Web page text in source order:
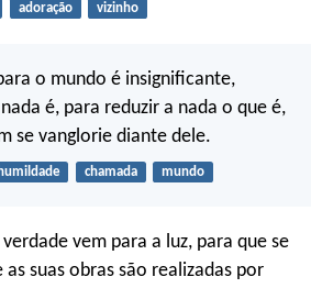
adoração vizinho
o mundo é insignificante,
é, para reduzir a nada o que é,
se vanglorie diante dele.
humildade chamada mundo
vem para a luz, para que se
suas obras são realizadas por